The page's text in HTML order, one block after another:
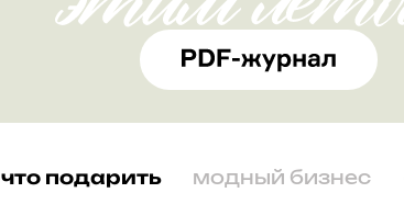
что подарить модный бизнес